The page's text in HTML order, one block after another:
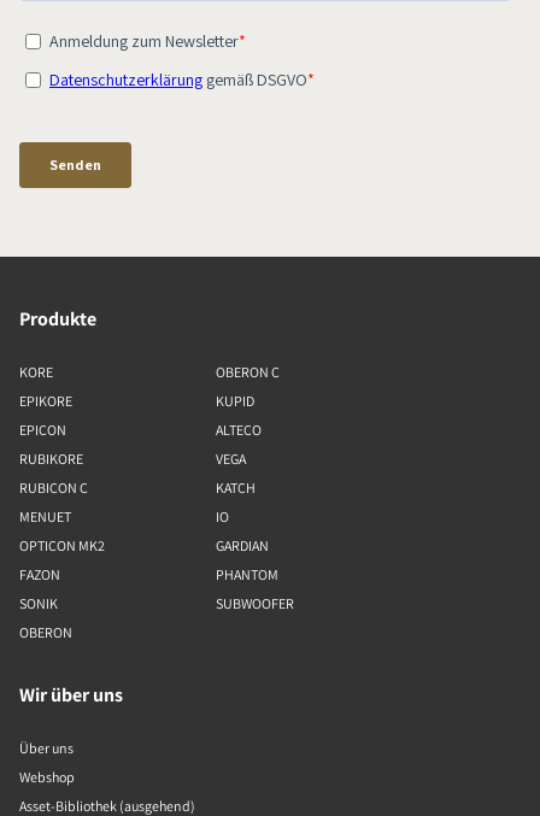
Produkte
KORE
EPIKORE
EPICON
RUBIKORE
RUBICON C
MENUET
OPTICON MK2
FAZON
SONIK
OBERON
OBERON C
KUPID
ALTECO
VEGA
KATCH
IO
GARDIAN
PHANTOM
SUBWOOFER
Wir über uns
Über uns
Webshop
Asset-Bibliothek (ausgehend)